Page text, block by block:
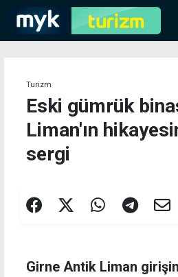
Turizm
Eski gümrük
Liman'ın
sergi
Girne Antik Liman